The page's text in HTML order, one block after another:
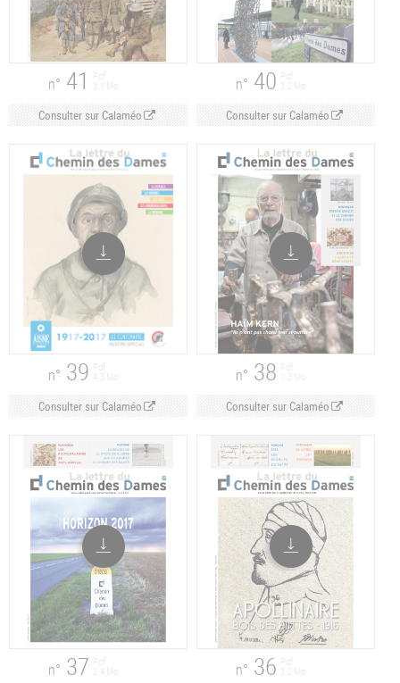
n° 41 Pdf
3.1 Mo
Consulter sur Calaméo
n° 40 Pdf
3.2 Mo
Consulter sur Calaméo
n° 39 Pdf
4.5 Mo
Consulter sur Calaméo
n° 38 Pdf
1.3 Mo
Consulter sur Calaméo
n° 37 Pdf
2.4 Mo n° 36 Pdf
3.2 Mo